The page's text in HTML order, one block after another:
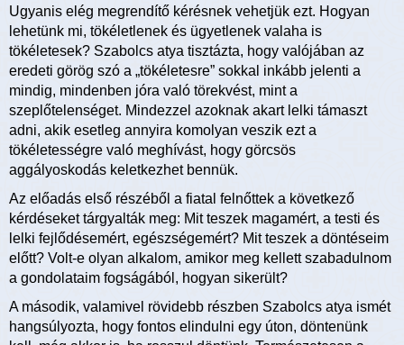
Ugyanis elég megrendítő kérésnek vehetjük ezt. Hogyan
lehetünk mi, tökéletlenek és ügyetlenek valaha is
tökéletesek? Szabolcs atya tisztázta, hogy valójában az
eredeti görög szó a „tökéletesre” sokkal inkább jelenti a
mindig, mindenben jóra való törekvést, mint a
szeplőtelenséget. Mindezzel azoknak akart lelki támaszt
adni, akik esetleg annyira komolyan veszik ezt a
tökéletességre való meghívást, hogy görcsös
aggályoskodás keletkezhet bennük.
Az előadás első részéből a fiatal felnőttek a következő
kérdéseket tárgyalták meg: Mit teszek magamért, a testi és
lelki fejlődésemért, egészségemért? Mit teszek a döntéseim
előtt? Volt-e olyan alkalom, amikor meg kellett szabadulnom
a gondolataim fogságából, hogyan sikerült?
A második, valamivel rövidebb részben Szabolcs atya ismét
hangsúlyozta, hogy fontos elindulni egy úton, döntenünk